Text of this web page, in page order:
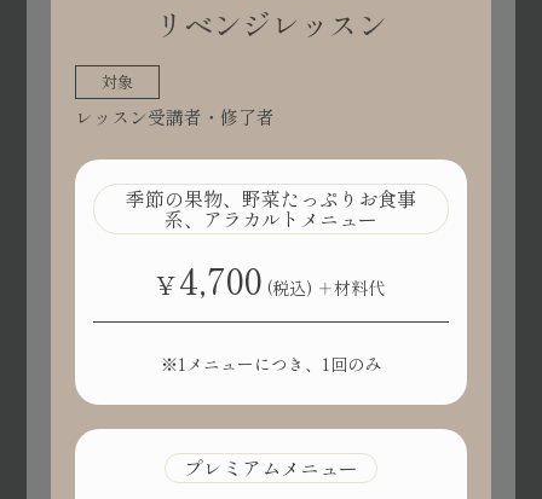
リベンジレッスン
対象
レッスン受講者・修了者
季節の果物、野菜たっぷりお食事
系、アラカルトメニュー
¥4,700 (税込) ＋材料代
※1メニューにつき、1回のみ
プレミアムメニュー